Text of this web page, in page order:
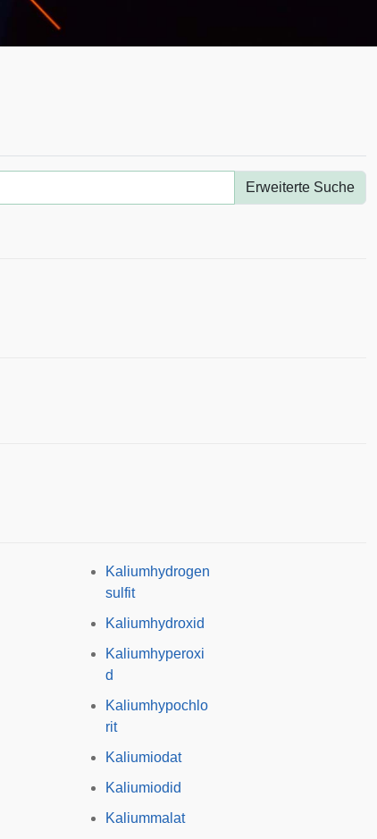
Erweiterte Suche
Kaliumhydrogen
sulfit
Kaliumhydroxid
Kaliumhyperoxi
d
Kaliumhypochlo
rit
Kaliumiodat
Kaliumiodid
Kaliummalat